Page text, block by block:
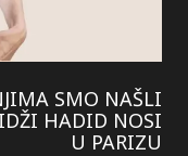
SMO NAŠLI
HADID NOSI
U PARIZU